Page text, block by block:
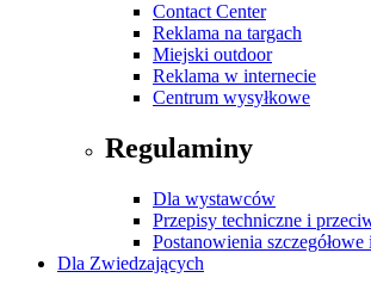
Contact Center
Reklama na targach
Miejski outdoor
Reklama w internecie
Centrum wysyłkowe
Regulaminy
Dla wystawców
Przepisy techniczne i
Postanowienia
Dla Zwiedzających